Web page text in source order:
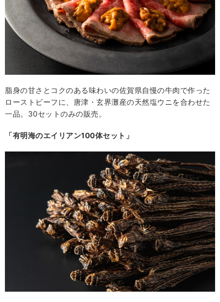
脂身の甘さとコクのある味わいの佐賀県自慢の牛肉で作った
ローストビーフに、唐津・玄界灘産の天然塩ウニを合わせた
一品。30セットのみの販売。
「有明海のエイリアン100体セット」